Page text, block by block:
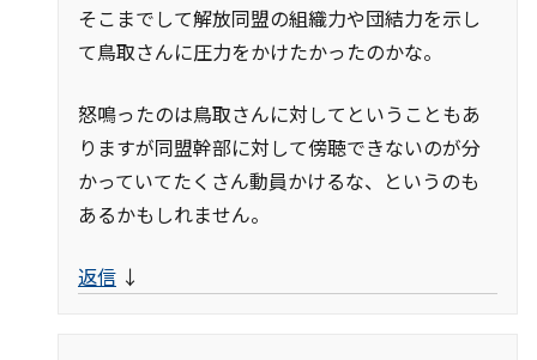
そこまでして解放同盟の組織力や団結力を示し
て鳥取さんに圧力をかけたかったのかな。
怒鳴ったのは鳥取さんに対してということもあ
りますが同盟幹部に対して傍聴できないのが分
かっていてたくさん動員かけるな、というのも
あるかもしれません。
返信 ↓